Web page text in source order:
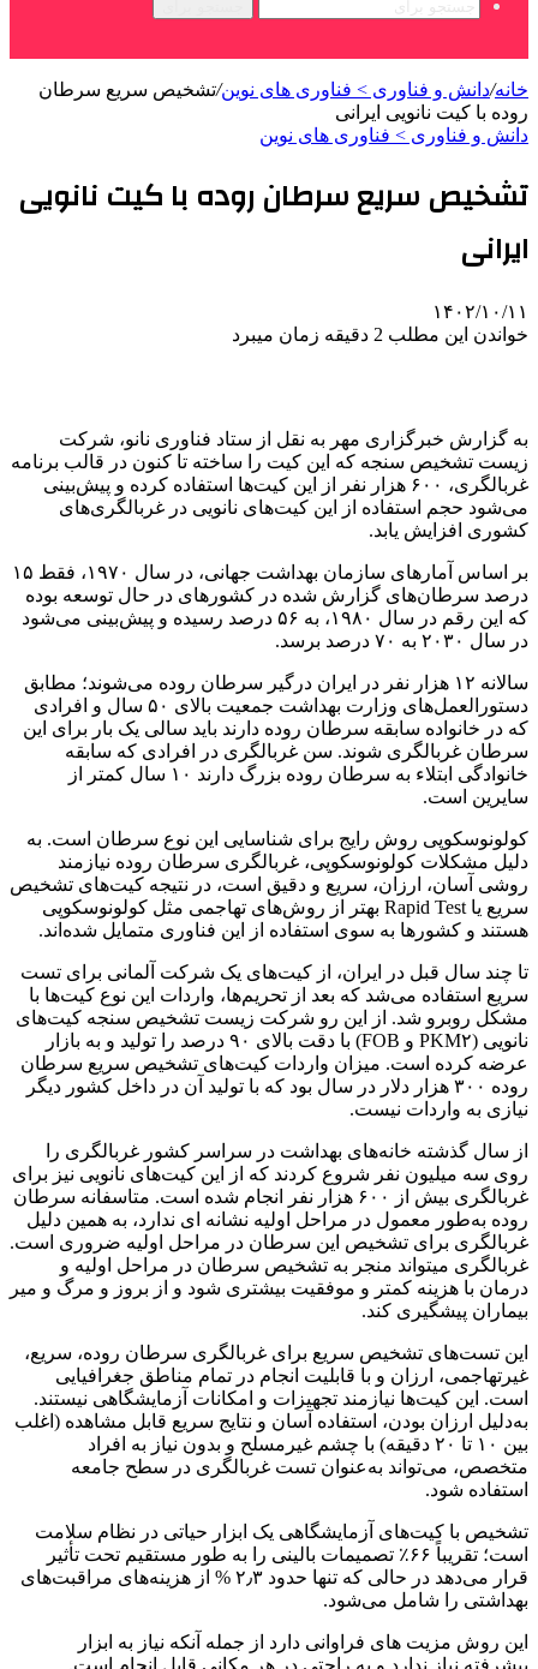
خانه/دانش و فناوری > فناوری های نوین/تشخیص سریع سرطان
روده با کیت نانویی ایرانی
دانش و فناوری > فناوری های نوین
تشخیص سریع سرطان روده با کیت نانویی
ایرانی
۱۴۰۲/۱۰/۱۱
خواندن این مطلب 2 دقیقه زمان میبرد
به گزارش خبرگزاری مهر به نقل از ستاد فناوری نانو، شرکت
زیست تشخیص سنجه که این کیت را ساخته تا کنون در قالب برنامه
غربالگری، ۶۰۰ هزار نفر از این کیت‌ها استفاده کرده‌ و پیش‌بینی
می‌شود حجم استفاده از این کیت‌های نانویی در غربالگری‌های
کشوری افزایش یابد.
بر اساس آمارهای سازمان بهداشت جهانی، در سال ۱۹۷۰، فقط ۱۵
درصد سرطان‌های گزارش شده در کشورهای در حال توسعه بوده
که این رقم در سال ۱۹۸۰، به ۵۶ درصد رسیده و پیش‌بینی می‌شود
در سال ۲۰۳۰ به ۷۰ درصد برسد.
سالانه ۱۲ هزار نفر در ایران درگیر سرطان روده می‌شوند؛ مطابق
دستورالعمل‌های وزارت بهداشت جمعیت بالای ۵۰ سال و افرادی
که در خانواده سابقه سرطان روده دارند باید سالی یک بار برای این
سرطان غربالگری شوند. سن غربالگری در افرادی که سابقه
خانوادگی ابتلاء به سرطان روده بزرگ دارند ۱۰ سال کمتر از
سایرین است.
کولونوسکوپی روش رایج برای شناسایی این نوع سرطان است. به
دلیل مشکلات کولونوسکوپی، غربالگری سرطان روده نیازمند
روشی آسان، ارزان، سریع و دقیق است، در نتیجه کیت‌های تشخیص
سریع یا Rapid Test بهتر از روش‌های تهاجمی مثل کولونوسکوپی
هستند و کشورها به سوی استفاده از این فناوری متمایل شده‌اند.
تا چند سال قبل در ایران، از کیت‌های یک شرکت آلمانی برای تست
سریع استفاده می‌شد که بعد از تحریم‌ها، واردات این نوع کیت‌ها با
مشکل روبرو شد. از این رو شرکت زیست تشخیص سنجه کیت‌های
نانویی (PKM۲ و FOB) با دقت بالای ۹۰ درصد را تولید و به بازار
عرضه کرده است. میزان واردات کیت‌های تشخیص سریع سرطان
روده ۳۰۰ هزار دلار در سال بود که با تولید آن در داخل کشور دیگر
نیازی به واردات نیست.
از سال گذشته خانه‌های بهداشت در سراسر کشور غربالگری را
روی سه میلیون نفر شروع کردند که از این کیت‌های نانویی نیز برای
غربالگری بیش از ۶۰۰ هزار نفر انجام شده است. متاسفانه سرطان
روده به‌طور معمول در مراحل اولیه نشانه ای ندارد، به همین دلیل
غربالگری برای تشخیص این سرطان در مراحل اولیه ضروری است.
غربالگری میتواند منجر به تشخیص سرطان در مراحل اولیه و
درمان با هزینه کمتر و موفقیت بیشتری شود و از بروز و مرگ و میر
بیماران پیشگیری کند.
این تست‌های تشخیص سریع برای غربالگری سرطان روده، سریع،
غیرتهاجمی، ارزان و با قابلیت انجام در تمام مناطق جغرافیایی
است. این کیت‌ها نیازمند تجهیزات و امکانات آزمایشگاهی نیستند.
به‌دلیل ارزان بودن، استفاده آسان و نتایج سریع قابل مشاهده (اغلب
بین ۱۰ تا ۲۰ دقیقه) با چشم غیرمسلح و بدون نیاز به افراد
متخصص، می‌تواند به‌عنوان تست غربالگری در سطح جامعه
استفاده شود.
تشخیص با کیت‌های آزمایشگاهی یک ابزار حیاتی در نظام سلامت
است؛ تقریباً ۶۶٪ تصمیمات بالینی را به طور مستقیم تحت تأثیر
قرار می‌دهد در حالی که تنها حدود ۲٫۳ % از هزینه‌های مراقبت‌های
بهداشتی را شامل می‌شود.
این روش مزیت های فراوانی دارد از جمله آنکه نیاز به ابزار
پیشرفته نیاز ندارد و به راحتی در هر مکانی قابل انجام است.